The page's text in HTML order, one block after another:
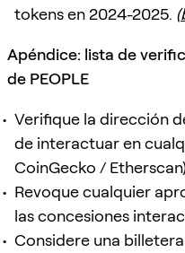
tokens en 2024-2025. (
Apéndice: lista de
de PEOPLE
Verifique la dirección
de interactuar en
CoinGecko /
Revoque cualquier
las concesiones
Considere una